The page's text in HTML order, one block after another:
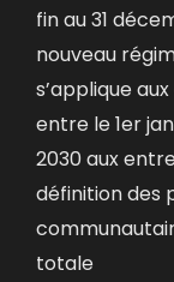
fin au 31
nouveau
s’applique
entre le 1er
2030 aux
définition des
totale